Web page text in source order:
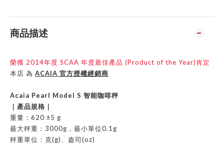
商品描述
榮獲 2014年度 SCAA 年度最佳產品 (Product of the Year)肯定
本店 為 ACAIA 官方授權經銷商
Acaia Pearl Model S 智能咖啡秤
｜產品規格｜
重量：620 ±5 g
最大秤重： 3000g ，最小單位0.1g
秤重單位：克(g) 、盎司(oz)